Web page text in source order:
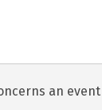
an event